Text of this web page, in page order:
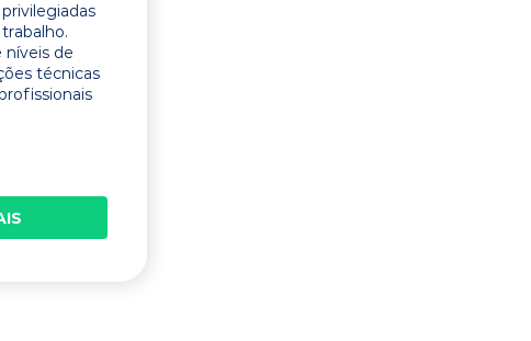
níveis de
técnicas